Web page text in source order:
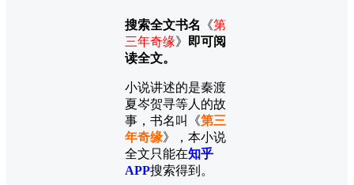
搜索全文书名 《第
三年奇缘》
即可阅
读全文。
小说讲述的是秦渡
夏岑贺寻等人的故
事，书名叫《第三
年奇缘》，本小说
全文只能在知乎
APP搜索得到。